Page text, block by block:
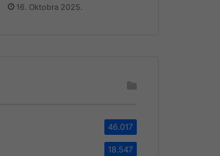
16. Oktobra 2025.
46.017
18.547